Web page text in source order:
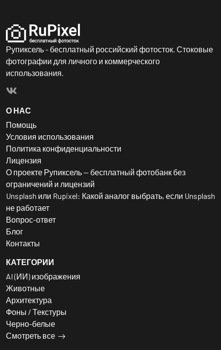
Рупиксель - бесплатный российский фотосток. Стоковые
фотографии для личного и коммерческого
использования.
О НАС
Помощь
Условия использования
Политика конфиденциальности
Лицензия
О проекте Рупиксель — бесплатный фотобанк без
ограничений и лицензий
Unsplash или Rupixel: Какой аналог выбрать, если Unsplash
не работает
Вопрос-ответ
Блог
Контакты
КАТЕГОРИИ
AI (ИИ) изображения
Животные
Архитектура
Фоны / Текстуры
Черно-белые
Смотреть все